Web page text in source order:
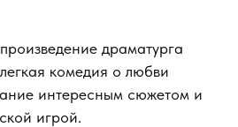
драматурга
комедия о любви
интересным сюжетом и
игрой.